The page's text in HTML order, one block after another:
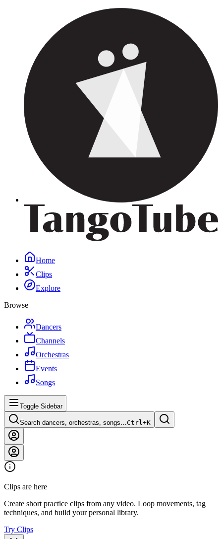
Home
Clips
Explore
Browse
Dancers
Channels
Orchestras
Events
Songs
Toggle Sidebar
Search dancers, orchestras, songs…Ctrl+K
Clips are here
Create short practice clips from any video. Loop movements, tag
techniques, and build your personal library.
Try Clips